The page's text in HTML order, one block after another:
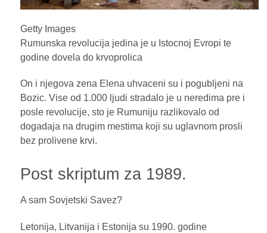
Getty Images
Rumunska revolucija jedina je u Istocnoj Evropi te
godine dovela do krvoprolica
On i njegova zena Elena uhvaceni su i pogubljeni na
Bozic. Vise od 1.000 ljudi stradalo je u neredima pre i
posle revolucije, sto je Rumuniju razlikovalo od
dogadaja na drugim mestima koji su uglavnom prosli
bez prolivene krvi.
Post skriptum za 1989.
A sam Sovjetski Savez?
Letonija, Litvanija i Estonija su 1990. godine